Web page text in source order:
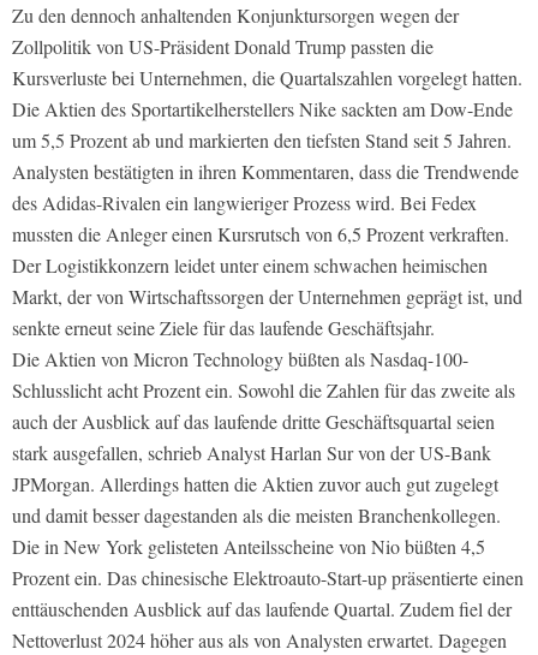
Zu den dennoch anhaltenden Konjunktursorgen wegen der
Zollpolitik von US-Präsident Donald Trump passten die
Kursverluste bei Unternehmen, die Quartalszahlen vorgelegt hatten.
Die Aktien des Sportartikelherstellers Nike sackten am Dow-Ende
um 5,5 Prozent ab und markierten den tiefsten Stand seit 5 Jahren.
Analysten bestätigten in ihren Kommentaren, dass die Trendwende
des Adidas-Rivalen ein langwieriger Prozess wird. Bei Fedex
mussten die Anleger einen Kursrutsch von 6,5 Prozent verkraften.
Der Logistikkonzern leidet unter einem schwachen heimischen
Markt, der von Wirtschaftssorgen der Unternehmen geprägt ist, und
senkte erneut seine Ziele für das laufende Geschäftsjahr.
Die Aktien von Micron Technology büßten als Nasdaq-100-
Schlusslicht acht Prozent ein. Sowohl die Zahlen für das zweite als
auch der Ausblick auf das laufende dritte Geschäftsquartal seien
stark ausgefallen, schrieb Analyst Harlan Sur von der US-Bank
JPMorgan. Allerdings hatten die Aktien zuvor auch gut zugelegt
und damit besser dagestanden als die meisten Branchenkollegen.
Die in New York gelisteten Anteilsscheine von Nio büßten 4,5
Prozent ein. Das chinesische Elektroauto-Start-up präsentierte einen
enttäuschenden Ausblick auf das laufende Quartal. Zudem fiel der
Nettoverlust 2024 höher aus als von Analysten erwartet. Dagegen